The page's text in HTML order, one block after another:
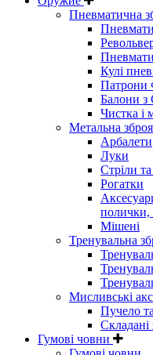
Пневматична
Кулі
Патрони
Балони з
Чистка і
Метальна зброя
Арбалети
Луки
Стріли
Рогатки
полички,
Мішені
Тренувальна
Мисливські
Пучело
Складані
Гумові човни